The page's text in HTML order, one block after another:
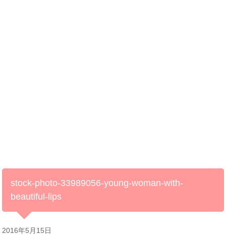
stock-photo-33989056-young-woman-with-
beautiful-lips
2016年5月15日